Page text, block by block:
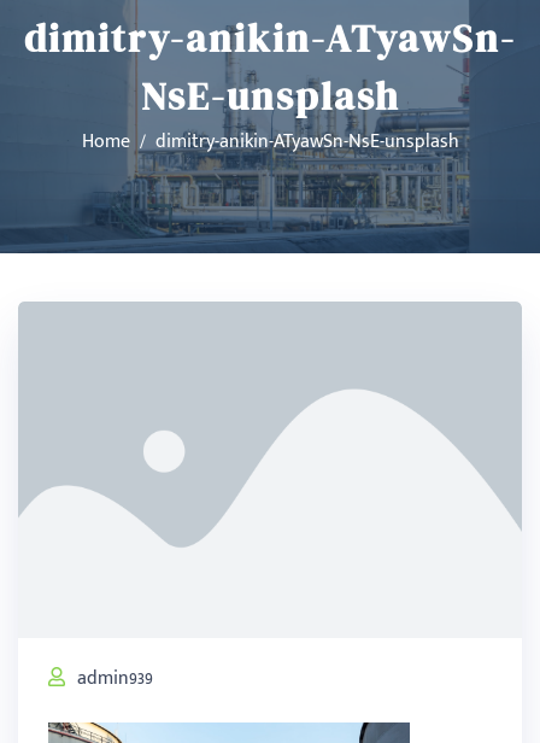
dimitry-anikin-ATyawSn-
NsE-unsplash
Home dimitry-anikin-ATyawSn-NsE-unsplash
admin939